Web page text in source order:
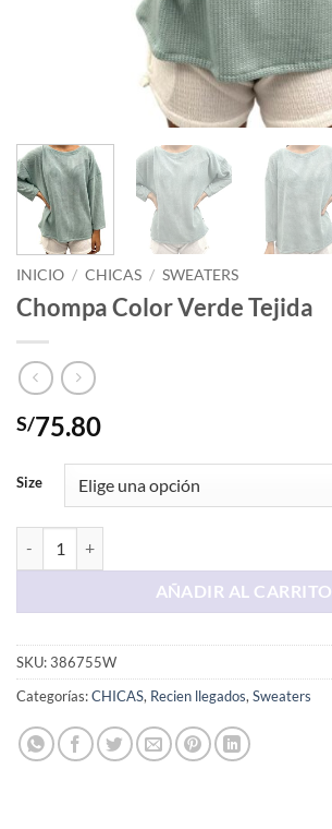
INICIO / CHICAS / SWEATERS
Chompa Color Verde Tejida
S/75.80
Size
AÑADIR AL CARRITO
SKU:386755W
Categorías:CHICAS, Recien llegados, Sweaters